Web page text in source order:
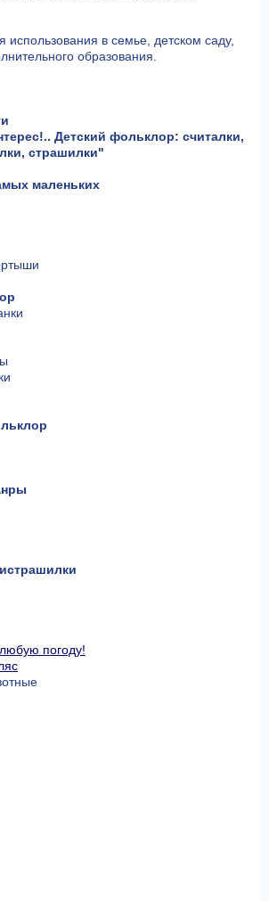
использования в семье, детском саду,
образования.
Детский фольклор: считалки,
страшилки"
маленьких
погоду!